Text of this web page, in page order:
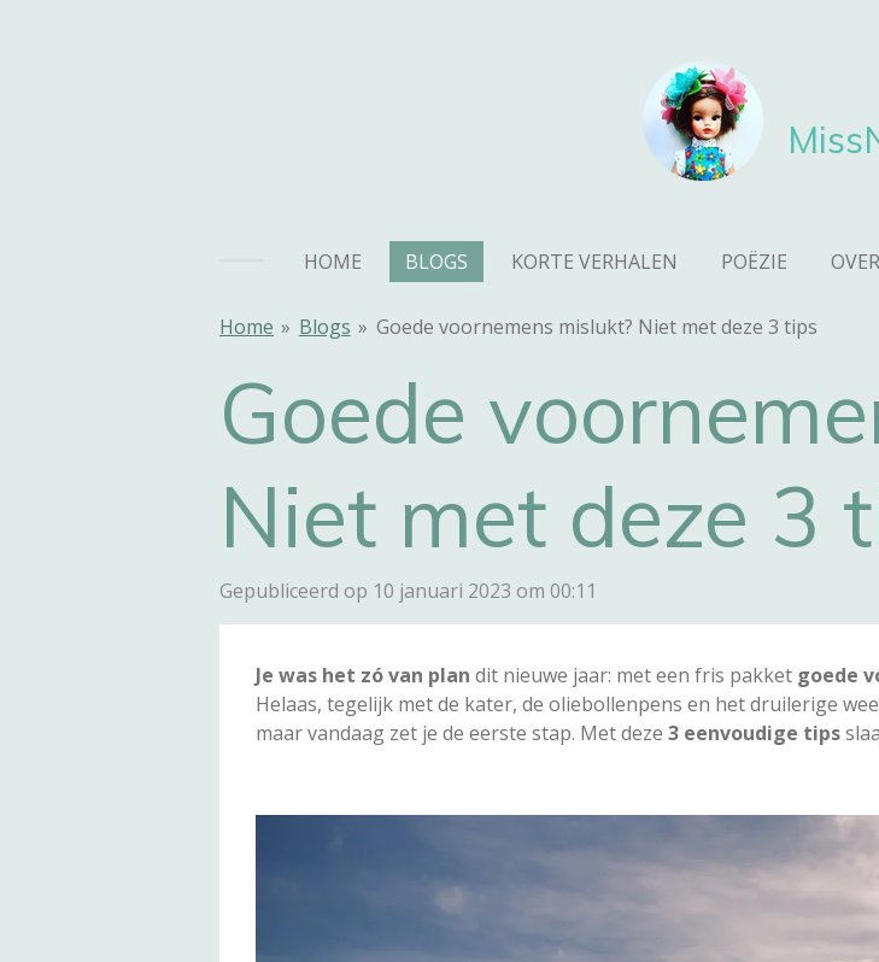
HOME BLOGS KORTE VERHALEN POËZIE
Home » Blogs » Goede voornemens mislukt? Niet met deze 3 tips
Goede
Niet met deze 3
Gepubliceerd op 10 januari 2023 om 00:11
Je was het zó van plan dit nieuwe jaar: met een fris pakket goede
Helaas, tegelijk met de kater, de oliebollenpens en het druilerige
maar vandaag zet je de eerste stap. Met deze 3 eenvoudige tips